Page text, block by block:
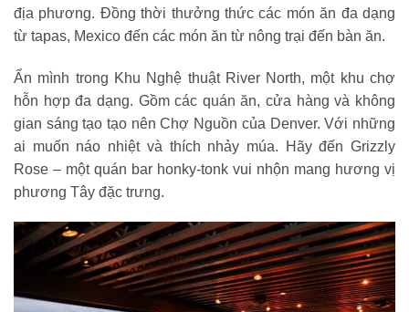
địa phương. Đồng thời thưởng thức các món ăn đa dạng
từ tapas, Mexico đến các món ăn từ nông trại đến bàn ăn.
Ẩn mình trong Khu Nghệ thuật River North, một khu chợ
hỗn hợp đa dạng. Gồm các quán ăn, cửa hàng và không
gian sáng tạo tạo nên Chợ Nguồn của Denver. Với những
ai muốn náo nhiệt và thích nhảy múa. Hãy đến Grizzly
Rose – một quán bar honky-tonk vui nhộn mang hương vị
phương Tây đặc trưng.